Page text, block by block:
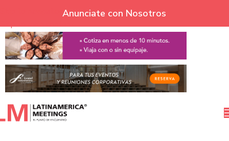
Skip to navigation
Skip to main content
Anunciate con Nosotros